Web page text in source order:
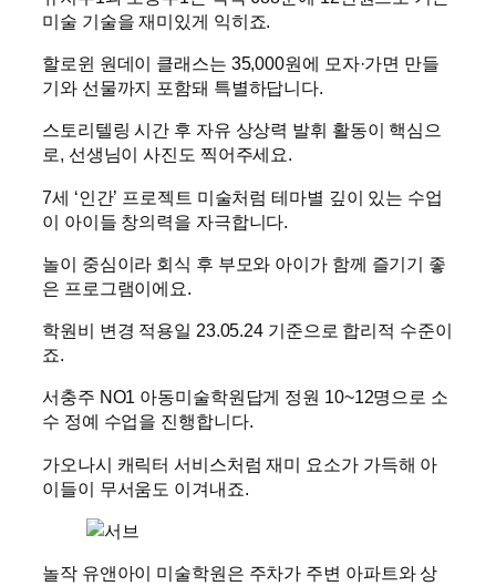
미술 기술을 재미있게 익히죠.
할로윈 원데이 클래스는 35,000원에 모자·가면 만들
기와 선물까지 포함돼 특별하답니다.
스토리텔링 시간 후 자유 상상력 발휘 활동이 핵심으
로, 선생님이 사진도 찍어주세요.
7세 ‘인간’ 프로젝트 미술처럼 테마별 깊이 있는 수업
이 아이들 창의력을 자극합니다.
놀이 중심이라 회식 후 부모와 아이가 함께 즐기기 좋
은 프로그램이에요.
학원비 변경 적용일 23.05.24 기준으로 합리적 수준이
죠.
서충주 NO1 아동미술학원답게 정원 10~12명으로 소
수 정예 수업을 진행합니다.
가오나시 캐릭터 서비스처럼 재미 요소가 가득해 아
이들이 무서움도 이겨내죠.
놀작 유앤아이 미술학원은 주차가 주변 아파트와 상